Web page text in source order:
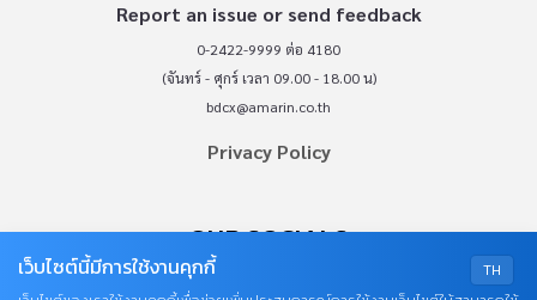
Report an issue or send feedback
0-2422-9999 ต่อ 4180
(จันทร์ - ศุกร์ เวลา 09.00 - 18.00 น)
bdcx@amarin.co.th
Privacy Policy
OUR SOCIALS
TH
เว็บไซต์นี้มีการใช้งานคุกกี้